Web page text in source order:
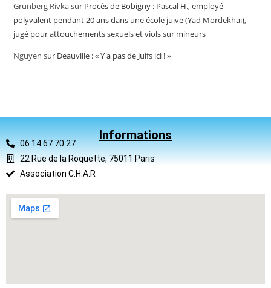
Grunberg Rivkasur Procès de Bobigny : Pascal H., employé
polyvalent pendant 20 ans dans une école juive (Yad Mordekhai),
jugé pour attouchements sexuels et viols sur mineurs
Nguyen sur Deauville : « Y a pas de Juifs ici ! »
Informations
06 14 67 70 27
22 Rue de la Roquette, 75011 Paris
Association C.H.A.R